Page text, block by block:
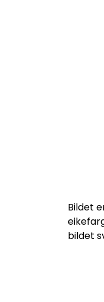
Bildet
bildet